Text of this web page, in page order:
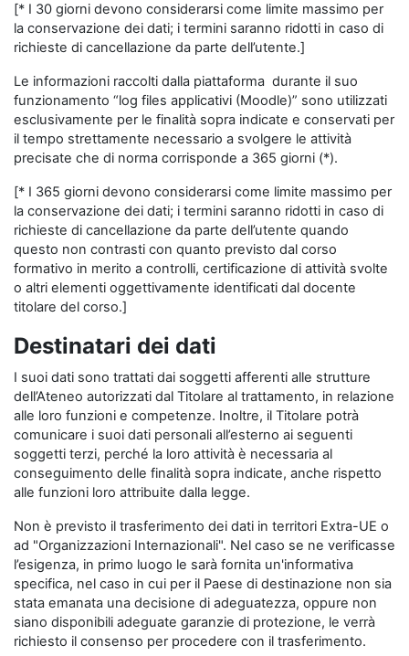
[* I 30 giorni devono considerarsi come limite massimo per
la conservazione dei dati; i termini saranno ridotti in caso di
richieste di cancellazione da parte dell’utente.]
Le informazioni raccolti dalla piattaforma durante il suo
funzionamento “log files applicativi (Moodle)” sono utilizzati
esclusivamente per le finalità sopra indicate e conservati per
il tempo strettamente necessario a svolgere le attività
precisate che di norma corrisponde a 365 giorni (*).
[* I 365 giorni devono considerarsi come limite massimo per
la conservazione dei dati; i termini saranno ridotti in caso di
richieste di cancellazione da parte dell’utente quando
questo non contrasti con quanto previsto dal corso
formativo in merito a controlli, certificazione di attività svolte
o altri elementi oggettivamente identificati dal docente
titolare del corso.]
Destinatari dei dati
I suoi dati sono trattati dai soggetti afferenti alle strutture
dell’Ateneo autorizzati dal Titolare al trattamento, in relazione
alle loro funzioni e competenze. Inoltre, il Titolare potrà
comunicare i suoi dati personali all’esterno ai seguenti
soggetti terzi, perché la loro attività è necessaria al
conseguimento delle finalità sopra indicate, anche rispetto
alle funzioni loro attribuite dalla legge.
Non è previsto il trasferimento dei dati in territori Extra-UE o
ad "Organizzazioni Internazionali". Nel caso se ne verificasse
l’esigenza, in primo luogo le sarà fornita un'informativa
specifica, nel caso in cui per il Paese di destinazione non sia
stata emanata una decisione di adeguatezza, oppure non
siano disponibili adeguate garanzie di protezione, le verrà
richiesto il consenso per procedere con il trasferimento.